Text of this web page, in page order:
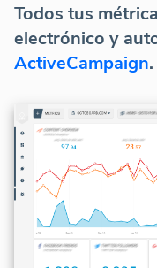
Todos tus
electrónico y
ActiveCampaign.